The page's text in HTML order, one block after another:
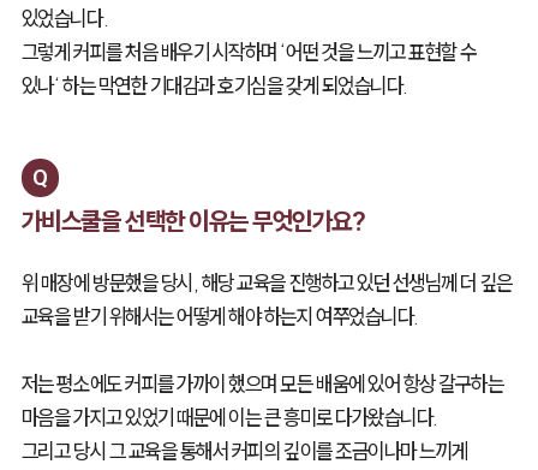
있었습니다.
그렇게 커피를 처음 배우기 시작하며 ‘어떤 것을 느끼고 표현할 수
있나‘ 하는 막연한 기대감과 호기심을 갖게 되었습니다.
Q
가비스쿨을 선택한 이유는 무엇인가요?
위 매장에 방문했을 당시, 해당 교육을 진행하고 있던 선생님께 더 깊은
교육을 받기 위해서는 어떻게 해야 하는지 여쭈었습니다.
저는 평소에도 커피를 가까이 했으며 모든 배움에 있어 항상 갈구하는
마음을 가지고 있었기 때문에 이는 큰 흥미로 다가왔습니다.
그리고 당시 그 교육을 통해서 커피의 깊이를 조금이나마 느끼게